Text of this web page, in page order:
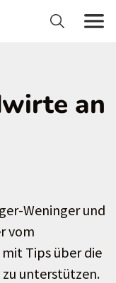
an
Weninger und
vom
Tips über die
unterstützen.